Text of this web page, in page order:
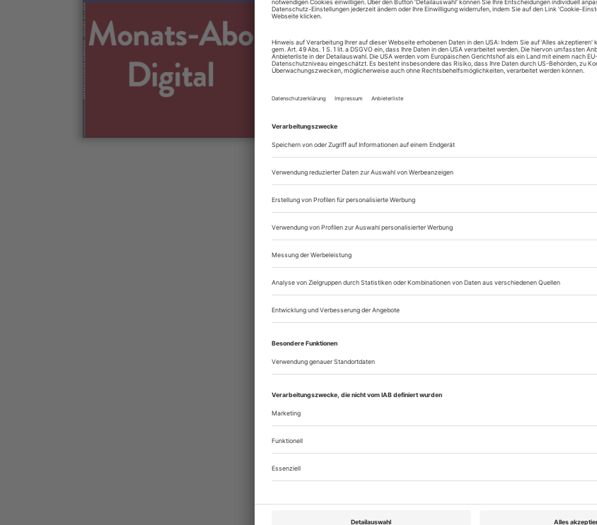
Die Bühnentechnische Rundschau, die Zeitschrift
für Veranstaltungstechnik, Ausstattung, Architektur
und Management wird in mehr als 30 Ländern
gelesen. In der Bundesrepublik ist sie Organ der
DTHG (Deutsche Theatertechnische Gesellschaft)
und der OISTAT (Organisation Internationale des
Scénographes). Die Bühnentechnische Rundschau
informiert zudem über Aktivitäten des EVVC
(Europäischer Verband der Veranstaltungs-Centren
e. V.), des VDT (Verband Deutscher Tonmeister)
und des Szenografie-Bundes. Die Bühnentechnische
Rundschau bringt aktuelle Beiträge über
Theaterarchitektur, Bühnenbild und Insze­­nierung,
technische Einrichtungen und Management, aber
auch über berufliche Bildung, Sicherheit, neue
Produkte und Aktuelles aus der Branche. Die
Bühnentechnische Rundschau ist als einzige
theatertechnische Zeitschrift in allen
deutschsprachigen Ländern praktisch lückenlos
verbreitet und wird weltweit von Fachleuten
gelesen.
Sie erhalten Zugang zum Online-Archiv der BTR
und können sowohl das aktuelle ePaper als auch das